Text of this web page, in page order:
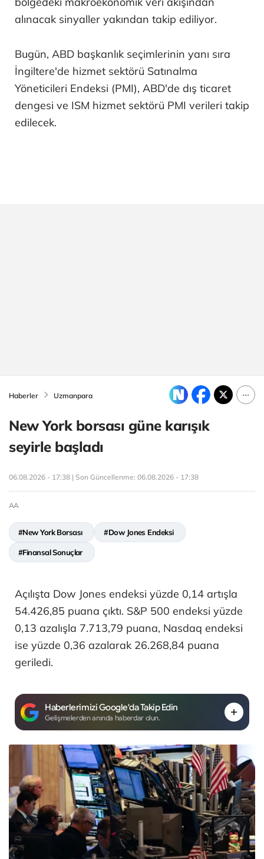
alınacak sinyaller yakından takip ediliyor.
Bugün, ABD başkanlık seçimlerinin yanı sıra
İngiltere'de hizmet sektörü Satınalma
Yöneticileri Endeksi (PMI), ABD'de dış ticaret
dengesi ve ISM hizmet sektörü PMI verileri takip
edilecek.
Haberler Uzmanpara
New York borsası güne karışık
seyirle başladı
06.08.2026 - 17:38 | Son Güncellenme: 06.08.2026 - 17:38
AA
#New York Borsası #Dow Jones Endeksi
#Finansal Sonuçlar
Açılışta Dow Jones endeksi yüzde 0,14 artışla
54.426,85 puana çıktı. S&P 500 endeksi yüzde
0,13 azalışla 7.713,79 puana, Nasdaq endeksi
ise yüzde 0,36 azalarak 26.268,84 puana
geriledi.
Haberlerimizi Google'da Takip Edin
Gelişmelerden anında haberdar olun.